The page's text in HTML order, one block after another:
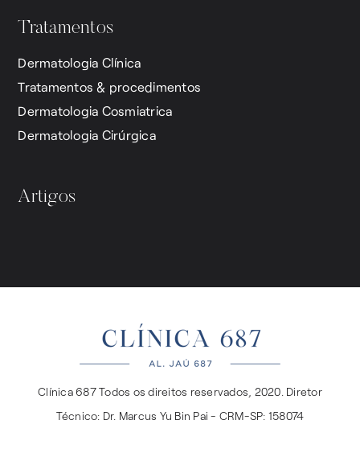
Tratamentos
Dermatologia Clínica
Tratamentos & procedimentos
Dermatologia Cosmiatrica
Dermatologia Cirúrgica
Artigos
Clínica 687 Todos os direitos reservados, 2020. Diretor
Técnico: Dr. Marcus Yu Bin Pai - CRM-SP: 158074